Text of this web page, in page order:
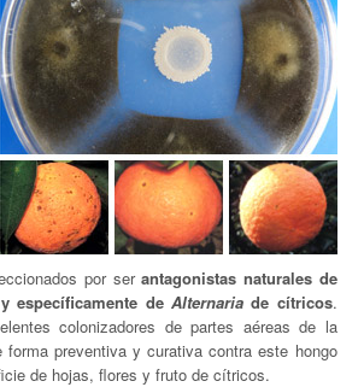
por serantagonistas naturales de
específicamente de Alternariade cítricos.
colonizadores de partes aéreas de la
forma preventiva y curativa contra este hongo
de hojas, flores y fruto de cítricos.